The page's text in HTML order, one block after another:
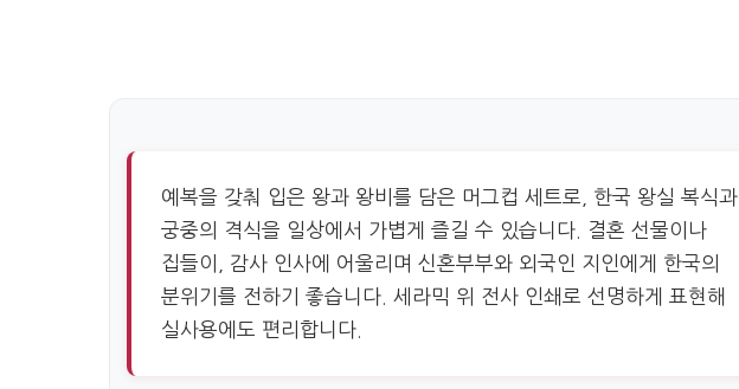
예복을 갖춰 입은 왕과 왕비를 담은 머그컵 세트로, 한국 왕실 복식과
궁중의 격식을 일상에서 가볍게 즐길 수 있습니다. 결혼 선물이나
집들이, 감사 인사에 어울리며 신혼부부와 외국인 지인에게 한국의
분위기를 전하기 좋습니다. 세라믹 위 전사 인쇄로 선명하게 표현해
실사용에도 편리합니다.